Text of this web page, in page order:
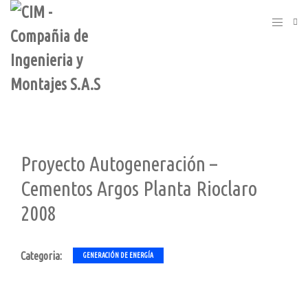
Proyecto Autogeneración –
Cementos Argos Planta Rioclaro
2008
Categoria: GENERACIÓN DE ENERGÍA